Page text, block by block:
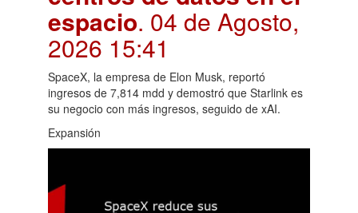
espacio. 04 de Agosto,
2026 15:41
SpaceX, la empresa de Elon Musk, reportó
ingresos de 7,814 mdd y demostró que Starlink es
su negocio con más ingresos, seguido de xAI.
Expansión